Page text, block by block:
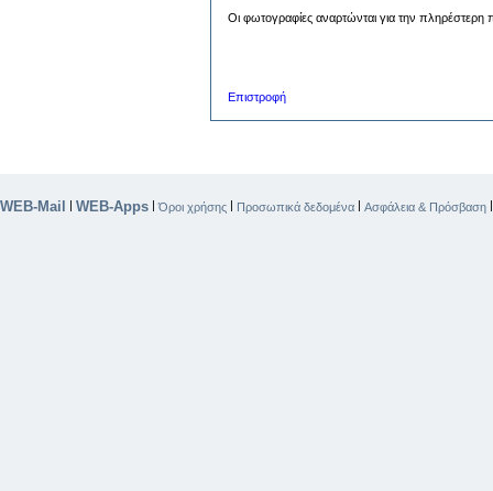
Οι φωτογραφίες αναρτώνται για την πληρέστερη
Επιστροφή
WEB-Mail WEB-Apps |Όροι χρήσης Προσωπικά δεδομένα Ασφάλεια & Πρόσβαση